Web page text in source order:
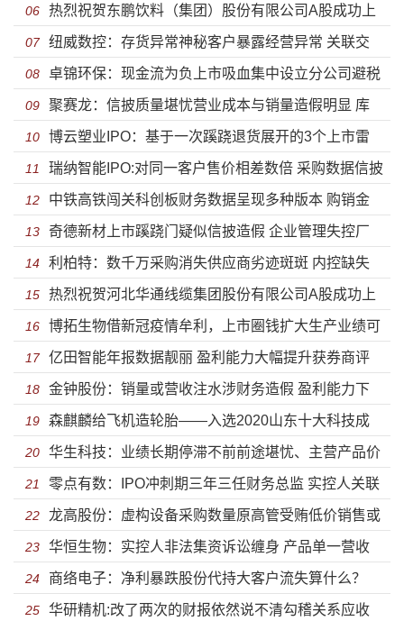
有率下滑债务压顶却急于分红
06 热烈祝贺东鹏饮料（集团）股份有限公司A股成功上
市
07 纽威数控：存货异常神秘客户暴露经营异常 关联交
易疑虚假披露虚增巨额营收为上市
08 卓锦环保：现金流为负上市吸血集中设立分公司避税
盈利能力下滑核心竞争力差强人意
09 聚赛龙：信披质量堪忧营业成本与销量造假明显 库
存虚构涉同业竞争研发远低于同行
10 博云塑业IPO：基于一次蹊跷退货展开的3个上市雷
区
11 瑞纳智能IPO:对同一客户售价相差数倍 采购数据信披
造假明显销量前后矛盾
12 中铁高铁闯关科创板财务数据呈现多种版本 购销金
额动辄差异上亿还有可信度吗？
13 奇德新材上市蹊跷门疑似信披造假 企业管理失控厂
房或为违建
14 利柏特：数千万采购消失供应商劣迹斑斑 内控缺失
法律意识淡漠陷借贷纠纷
15 热烈祝贺河北华通线缆集团股份有限公司A股成功上
市
16 博拓生物借新冠疫情牟利，上市圈钱扩大生产业绩可
持续存疑
17 亿田智能年报数据靓丽 盈利能力大幅提升获券商评
级买入
18 金钟股份：销量或营收注水涉财务造假 盈利能力下
滑扩产数量存疑或难消化
19 森麒麟给飞机造轮胎——入选2020山东十大科技成
果
20 华生科技：业绩长期停滞不前前途堪忧、主营产品价
格大跌扩产预期收益难实现
21 零点有数：IPO冲刺期三年三任财务总监 实控人关联
多达200余家公司
22 龙高股份：虚构设备采购数量原高管受贿低价销售或
存猫腻 业绩下滑停滞不前降价成趋势
23 华恒生物：实控人非法集资诉讼缠身 产品单一营收
高度依赖第一大客户
24 商络电子：净利暴跌股份代持大客户流失算什么？
“高情商”转移一切潜在风险
25 华研精机:改了两次的财报依然说不清勾稽关系应收